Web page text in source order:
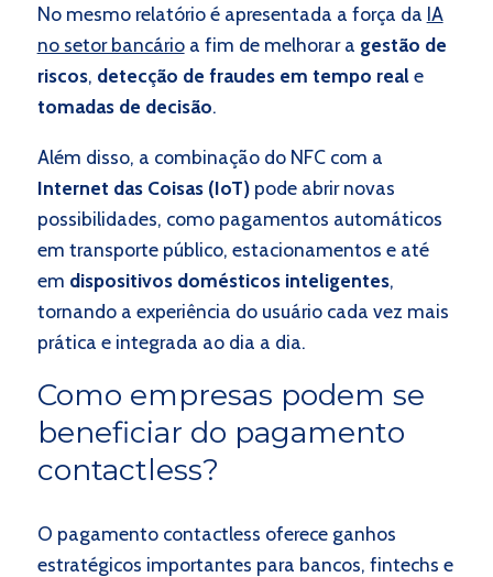
No mesmo relatório é apresentada a força da IA
no setor bancárioa fim de melhorar a gestão de
riscos, detecção de fraudes em tempo reale
tomadas de decisão.
Além disso, a combinação do NFC com a
Internet das Coisas (IoT)pode abrir novas
possibilidades, como pagamentos automáticos
em transporte público, estacionamentos e até
em dispositivos domésticos inteligentes,
tornando a experiência do usuário cada vez mais
prática e integrada ao dia a dia.
Como empresas podem se
beneficiar do pagamento
contactless?
O pagamento contactless oferece ganhos
estratégicos importantes para bancos, fintechs e